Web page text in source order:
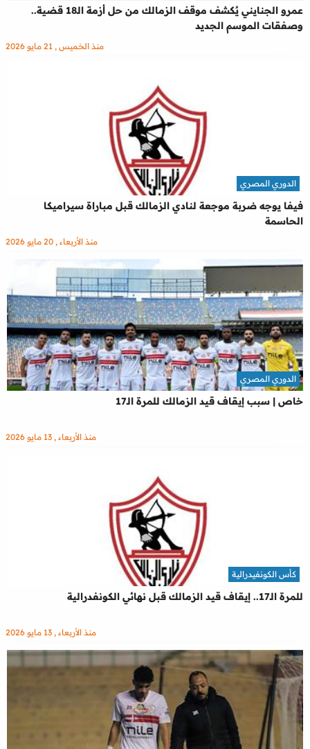
عمرو الجنايني يٌكشف موقف الزمالك من حل أزمة الـ18 قضية..
وصفقات الموسم الجديد
منذ الخميس , 21 مايو 2026
فيفا يوجه ضربة موجعة لنادي الزمالك قبل مباراة سيراميكا
الحاسمة
الدوري المصري
منذ الأربعاء , 20 مايو 2026
خاص | سبب إيقاف قيد الزمالك للمرة الـ17
الدوري المصري
منذ الأربعاء , 13 مايو 2026
للمرة الـ17.. إيقاف قيد الزمالك قبل نهائي الكونفدرالية
كأس الكونفيدرالية
منذ الأربعاء , 13 مايو 2026